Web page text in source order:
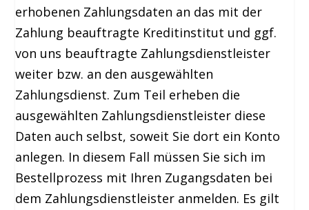
erhobenen Zahlungsdaten an das mit der
Zahlung beauftragte Kreditinstitut und ggf.
von uns beauftragte Zahlungsdienstleister
weiter bzw. an den ausgewählten
Zahlungsdienst. Zum Teil erheben die
ausgewählten Zahlungsdienstleister diese
Daten auch selbst, soweit Sie dort ein Konto
anlegen. In diesem Fall müssen Sie sich im
Bestellprozess mit Ihren Zugangsdaten bei
dem Zahlungsdienstleister anmelden. Es gilt